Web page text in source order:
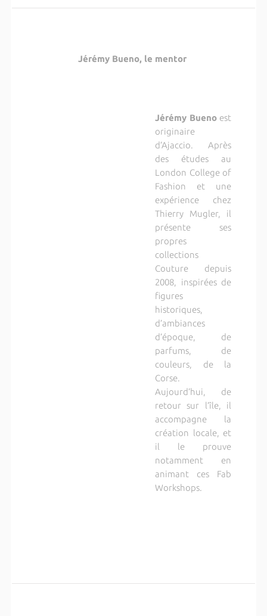
Jérémy Bueno, le mentor
Jérémy Bueno est
originaire
d’Ajaccio. Après
des études au
London College of
Fashion et une
expérience chez
Thierry Mugler, il
présente ses
propres
collections
Couture depuis
2008, inspirées de
figures
historiques,
d’ambiances
d’époque, de
parfums, de
couleurs, de la
Corse.
Aujourd’hui, de
retour sur l’île, il
accompagne la
création locale, et
il le prouve
notamment en
animant ces Fab
Workshops.